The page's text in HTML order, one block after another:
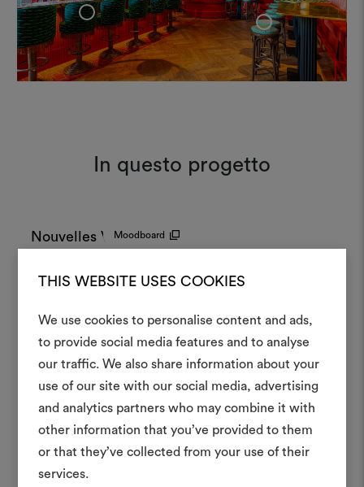
THIS WEBSITE USES COOKIES
We use cookies to personalise content and ads,
to provide social media features and to analyse
our traffic. We also share information about your
use of our site with our social media, advertising
and analytics partners who may combine it with
other information that you’ve provided to them
or that they’ve collected from your use of their
services.
+
+
In questo progetto
Moodboard
Nouvelles Vagues 005
Coriandoli 003
Moodboard
Coriandoli 004
Crea
Uno strumento interattivo
e condividere le tue idee,